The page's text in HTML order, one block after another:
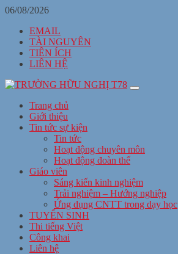
06/08/2026
EMAIL
TÀI NGUYÊN
TIÊN ÍCH
LIÊN HỆ
Trang chủ
Giới thiệu
Tin tức sự kiện
Tin tức
Hoạt động chuyên môn
Hoạt động đoàn thể
Giáo viên
Sáng kiến kinh nghiệm
Trải nghiệm – Hướng nghiệp
Ứng dụng CNTT trong dạy học
TUYỂN SINH
Thi tiếng Việt
Công khai
Liên hệ